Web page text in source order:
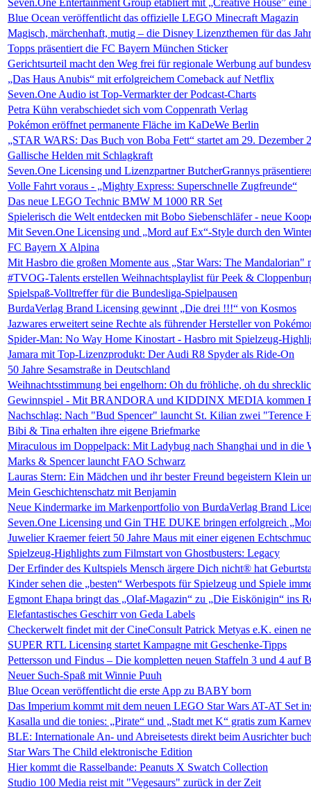
Seven.One Entertainment Group etabliert mit „Creative House”
Blue Ocean veröffentlicht das offizielle LEGO Minecraft Magazin
Magisch, märchenhaft, mutig – die Disney Lizenzthemen für das
Topps präsentiert die FC Bayern München Sticker
Gerichtsurteil macht den Weg frei für regionale Werbung auf
„Das Haus Anubis“ mit erfolgreichem Comeback auf Netflix
Seven.One Audio ist Top-Vermarkter der Podcast-Charts
Petra Kühn verabschiedet sich vom Coppenrath Verlag
Pokémon eröffnet permanente Fläche im KaDeWe Berlin
„STAR WARS: Das Buch von Boba Fett“ startet am 29. Dezember
Gallische Helden mit Schlagkraft
Seven.One Licensing und Lizenzpartner ButcherGrannys
Volle Fahrt voraus - „Mighty Express: Superschnelle Zugfreunde“
Das neue LEGO Technic BMW M 1000 RR Set
Spielerisch die Welt entdecken mit Bobo Siebenschläfer - neue
Mit Seven.One Licensing und „Mord auf Ex“-Style durch den
FC Bayern X Alpina
Mit Hasbro die großen Momente aus „Star Wars: The Mandalorian"
#TVOG-Talents erstellen Weihnachtsplaylist für Peek &
Spielspaß-Volltreffer für die Bundesliga-Spielpausen
BurdaVerlag Brand Licensing gewinnt „Die drei !!!“ von Kosmos
Jazwares erweitert seine Rechte als führender Hersteller von
Spider-Man: No Way Home Kinostart - Hasbro mit Spielzeug-
Jamara mit Top-Lizenzprodukt: Der Audi R8 Spyder als Ride-On
50 Jahre Sesamstraße in Deutschland
Weihnachtsstimmung bei engelhorn: Oh du fröhliche, oh du
Gewinnspiel - Mit BRANDORA und KIDDINX MEDIA kommen
Nachschlag: Nach "Bud Spencer" launcht St. Kilian zwei "Terence
Bibi & Tina erhalten ihre eigene Briefmarke
Miraculous im Doppelpack: Mit Ladybug nach Shanghai und in die
Marks & Spencer launcht FAO Schwarz
Lauras Stern: Ein Mädchen und ihr bester Freund begeistern Klein
Mein Geschichtenschatz mit Benjamin
Neue Kindermarke im Markenportfolio von BurdaVerlag Brand
Seven.One Licensing und Gin THE DUKE bringen erfolgreich
Juwelier Kraemer feiert 50 Jahre Maus mit einer eigenen
Spielzeug-Highlights zum Filmstart von Ghostbusters: Legacy
Der Erfinder des Kultspiels Mensch ärgere Dich nicht® hat
Kinder sehen die „besten“ Werbespots für Spielzeug und Spiele
Egmont Ehapa bringt das „Olaf-Magazin“ zu „Die Eiskönigin“ ins
Elefantastisches Geschirr von Geda Labels
Checkerwelt findet mit der CineConsult Patrick Metyas e.K. einen
SUPER RTL Licensing startet Kampagne mit Geschenke-Tipps
Pettersson und Findus – Die kompletten neuen Staffeln 3 und 4 auf
Neuer Such-Spaß mit Winnie Puuh
Blue Ocean veröffentlicht die erste App zu BABY born
Das Imperium kommt mit dem neuen LEGO Star Wars AT-AT Set
Kasalla und die tonies: „Pirate“ und „Stadt met K“ gratis zum
BLE: Internationale An- und Abreisetests direkt beim Ausrichter
Star Wars The Child elektronische Edition
Hier kommt die Rasselbande: Peanuts X Swatch Collection
Studio 100 Media reist mit "Vegesaurs" zurück in der Zeit